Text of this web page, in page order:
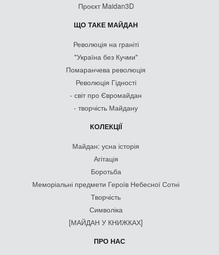
Проєкт Maidan3D
ЩО ТАКЕ МАЙДАН
Революція на граніті
"Україна без Кучми"
Помаранчева революція
Революція Гідності
- світ про Євромайдан
- творчість Майдану
КОЛЕКЦІЇ
Майдан: усна історія
Агітація
Боротьба
Меморіальні предмети Героїв Небесної Сотні
Творчість
Символіка
[МАЙДАН У КНИЖКАХ]
ПРО НАС